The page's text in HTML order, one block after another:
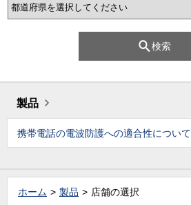
検索
製品
携帯電話の電波防護への適合性について
ホーム 製品 店舗の選択